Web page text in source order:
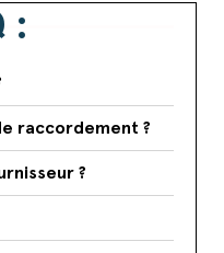
:
raccordement ?
?